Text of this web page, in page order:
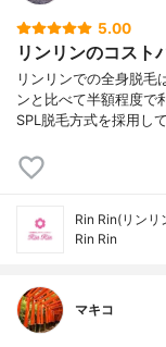
5.00
リンリンのコスト
リンリンでの全身脱毛
ンと比べて半額程度で
SPL脱毛方式を採用し
Rin Rin(リンリ
Rin Rin
マキコ